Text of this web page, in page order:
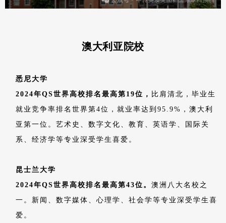
澳大利亚院校
悉尼大学
2024年QS世界高校排名最高第19位， 比肩清北，毕业生
就业竞争率排名世界第4位，就业率达到95.9%，澳大利
亚第一位。艺术史、数字文化、教育、英语学、国际关
系、经济学等专业深受学生喜爱。
昆士兰大学
2024年QS世界高校排名最高第43位。 澳洲八大名校之
一。新闻、数字媒体、心理学、社会学等专业深受学生喜
爱。